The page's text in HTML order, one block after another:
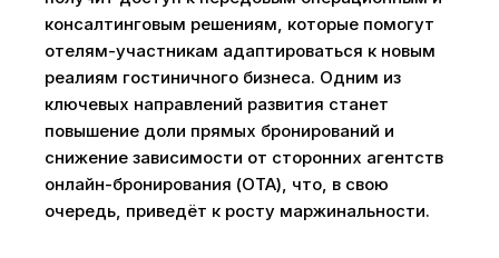
консалтинговым решениям, которые помогут
отелям-участникам адаптироваться к новым
реалиям гостиничного бизнеса. Одним из
ключевых направлений развития станет
повышение доли прямых бронирований и
снижение зависимости от сторонних агентств
онлайн-бронирования (OTA), что, в свою
очередь, приведёт к росту маржинальности.